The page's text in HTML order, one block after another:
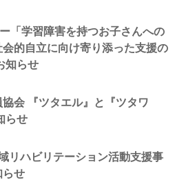
「学習障害を持つお子さんへの
的自立に向け寄り添った支援の
知らせ
会 『ツタエル』と『ツタワ
らせ
リハビリテーション活動支援事
らせ